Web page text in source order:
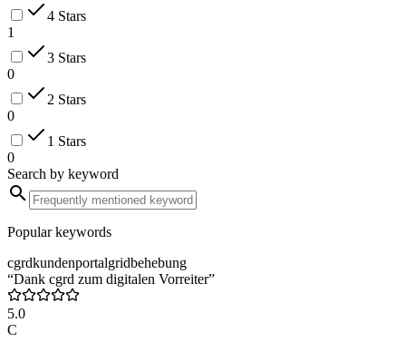
4 Stars
1
3 Stars
0
2 Stars
0
1 Stars
0
Search by keyword
Popular keywords
cgrdkundenportalgridbehebung
“Dank cgrd zum digitalen Vorreiter”
5.0
C